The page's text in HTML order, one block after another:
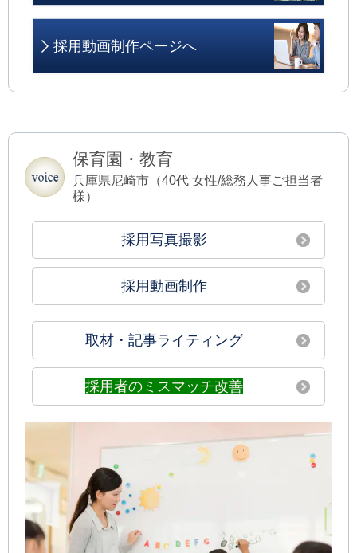
採用動画制作ページへ
保育園・教育
兵庫県尼崎市（40代 女性/総務人事ご担当者
様）
採用写真撮影
採用動画制作
取材・記事ライティング
採用者のミスマッチ改善